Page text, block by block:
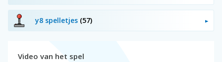
y8 spelletjes (57)
Video van het spel